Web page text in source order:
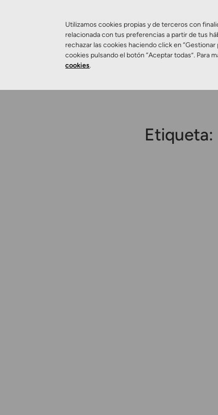
Salud Visual
Etiqueta:
Utilizamos cookies propias y de terceros con
relacionada con tus preferencias a partir de tus
rechazar las cookies haciendo click en
cookies pulsando el botón “Aceptar todas”. Para
cookies.